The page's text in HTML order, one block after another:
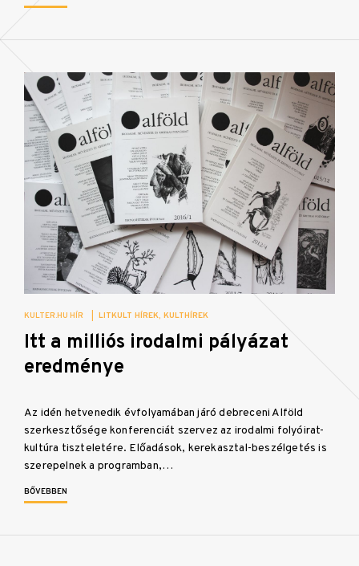
KULTER.HU HÍR LITKULT HÍREK KULTHÍREK
Itt a milliós irodalmi pályázat
eredménye
Az idén hetvenedik évfolyamában járó debreceni Alföld
szerkesztősége konferenciát szervez az irodalmi folyóirat-
kultúra tiszteletére. Előadások, kerekasztal-beszélgetés is
szerepelnek a programban,…
BŐVEBBEN